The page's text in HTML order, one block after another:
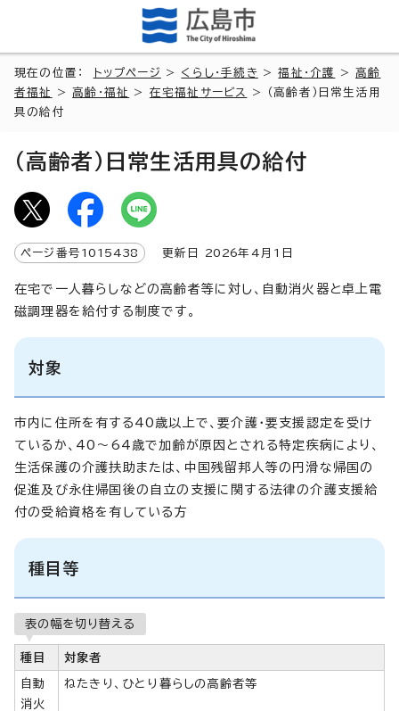
現在の位置： トップページ > くらし・手続き >福祉・介護 >高齢
者福祉
>高齢・福祉 > 在宅福祉サービス
> （高齢者）日常生活用
具の給付
（高齢者）日常生活用具の給付
ページ番号 1015438 更新日 2026年4月1日
在宅で一人暮らしなどの高齢者等に対し、自動消火器と卓上電
磁調理器を給付する制度です。
対象
市内に住所を有する40歳以上で、要介護・要支援認定を受け
ているか、40～64歳で加齢が原因とされる特定疾病により、
生活保護の介護扶助または、中国残留邦人等の円滑な帰国の
促進及び永住帰国後の自立の支援に関する法律の介護支援給
付の受給資格を有している方
種目等
表の幅を切り替える
種目 対象者
自動
消火
ねたきり、ひとり暮らしの高齢者等